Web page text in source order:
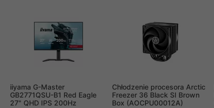
iiyama G-Master
GB2771QSU-B1 Red Eagle
27" QHD IPS 200Hz
Chłodzenie procesora Arctic
Freezer 36 Black SI Brown
Box (AOCPU00012A)